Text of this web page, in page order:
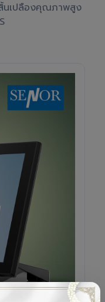
นเปลืองคุณภาพสูง